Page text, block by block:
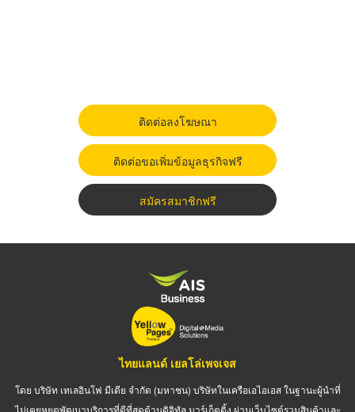
ติดต่อลงโฆษณา
ติดต่อขอเพิ่มข้อมูลธุรกิจฟรี
สมัครสมาชิกฟรี
ไทยแลนด์ เยลโล่เพจเจส
โดย บริษัท เทเลอินโฟ มีเดีย จำกัด (มหาชน) บริษัทในเครือเอไอเอส ในฐานะผู้นำที่